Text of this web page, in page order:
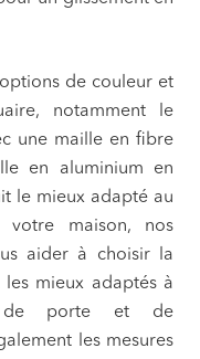
de couleur et
notamment le
une maille en fibre
en aluminium en
le mieux adapté au
maison, nos
aider à choisir la
mieux adaptés à
de porte et de
les mesures